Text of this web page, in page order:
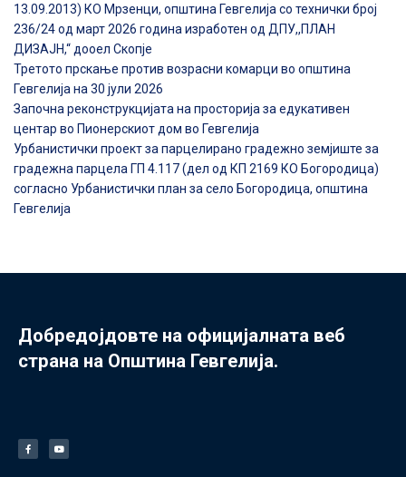
13.09.2013) КО Мрзенци, општина Гевгелија со технички број
236/24 од март 2026 година изработен од ДПУ,,ПЛАН
ДИЗАЈН,“ дооел Скопје
Третото прскање против возрасни комарци во општина
Гевгелија на 30 јули 2026
Започна реконструкцијата на просторија за едукативен
центар во Пионерскиот дом во Гевгелија
Урбанистички проект за парцелирано градежно земјиште за
градежна парцела ГП 4.117 (дел од КП 2169 КО Богородица)
согласно Урбанистички план за село Богородица, општина
Гевгелија
Добредојдовте на официјалната веб
страна на Општина Гевгелија.